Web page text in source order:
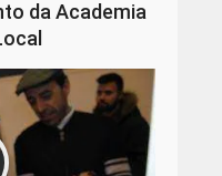
da Academia